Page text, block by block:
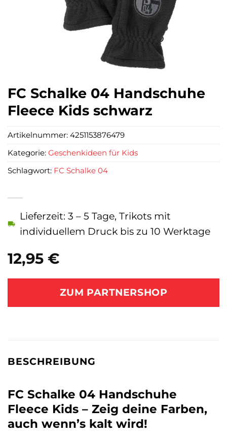
FC Schalke 04 Handschuhe
Fleece Kids schwarz
12,95 €
Lieferzeit: 3 – 5 Tage, Trikots mit
individuellem Druck bis zu 10 Werktage
ZUM PARTNERSHOP
Artikelnummer: 4251153876479
Kategorie: Geschenkideen für Kids
Schlagwort: FC Schalke 04
BESCHREIBUNG
FC Schalke 04 Handschuhe
Fleece Kids – Zeig deine Farben,
auch wenn’s kalt wird!